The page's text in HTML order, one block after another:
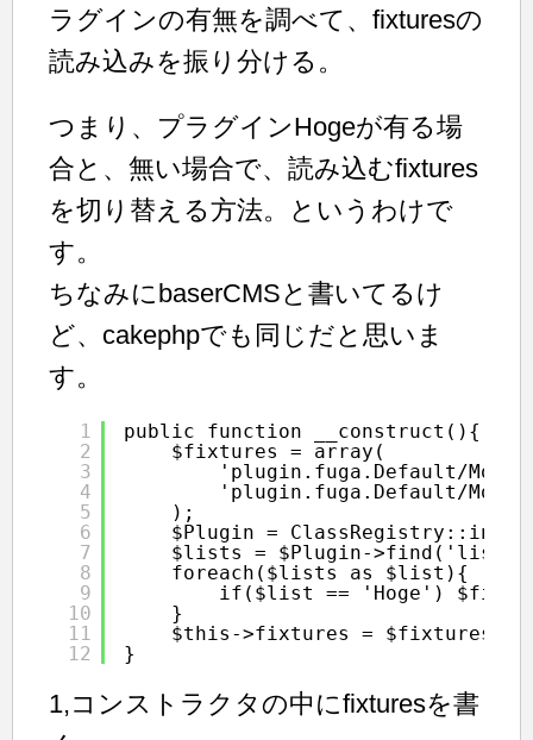
ラグインの有無を調べて、fixturesの
読み込みを振り分ける。
つまり、プラグインHogeが有る場
合と、無い場合で、読み込むfixtures
を切り替える方法。というわけで
す。
ちなみにbaserCMSと書いてるけ
ど、cakephpでも同じだと思いま
す。
1
2
3
4
5
6
7
8
9
10
11
12
public function __construct(){
$fixtures = array(
'plugin.fuga.Default/
'plugin.fuga.Default/
);
$Plugin =
$lists = $Plugin-
foreach($lists as $list){
if($list == 'Hoge')
}
$this->fixtures = $fixtures;
}
1,コンストラクタの中にfixturesを書